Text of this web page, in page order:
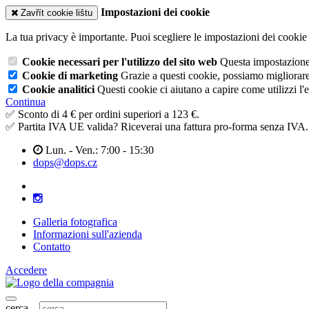
Zavřít cookie lištu Impostazioni dei cookie
La tua privacy è importante. Puoi scegliere le impostazioni dei
Cookie necessari per l'utilizzo del sito web Questa
Cookie di marketing Grazie a questi cookie, possiamo
Cookie analitici Questi cookie ci aiutano a capire come utilizzi
Continua
✅ Sconto di 4 € per ordini superiori a 123 €.
✅ Partita IVA UE valida? Riceverai una fattura pro-forma senza IVA.
Lun. - Ven.: 7:00 - 15:30
dops@dops.cz
Galleria fotografica
Informazioni sull'azienda
Contatto
Accedere